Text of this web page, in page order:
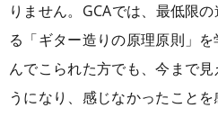
りません。GCAでは、最低限
る「ギター造りの原理原則」
んでこられた方でも、今まで
うになり、感じなかったこと